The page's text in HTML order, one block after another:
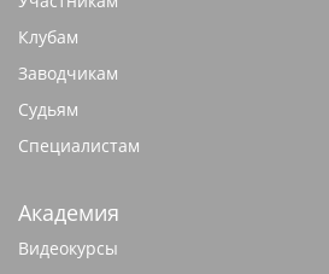
Клубам
Заводчикам
Судьям
Специалистам
Академия
Видеокурсы